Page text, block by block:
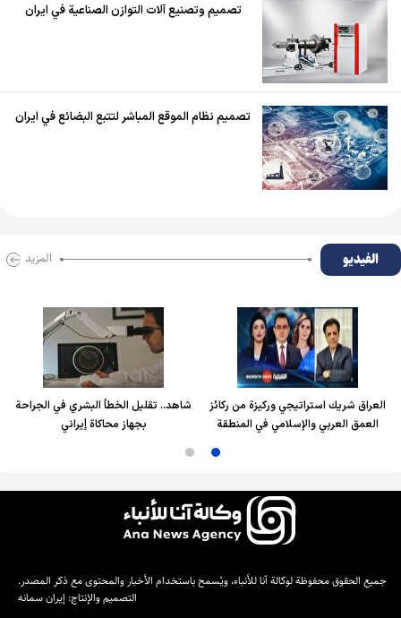
تصميم وتصنيع آلات التوازن الصناعية في ايران
تصميم نظام الموقع المباشر لتتبع البضائع في ايران
الفیدیو المزید
العراق شريك استراتيجي وركيزة من ركائز
العمق العربي والإسلامي في المنطقة
شاهد.. تقليل الخطأ البشري في الجراحة
بجهاز محاكاة إيراني
جميع الحقوق محفوظة لوكالة آنا للأنباء، ويُسمح باستخدام الأخبار والمحتوى مع ذكر المصدر.
التصميم والإنتاج: إيران سمانه